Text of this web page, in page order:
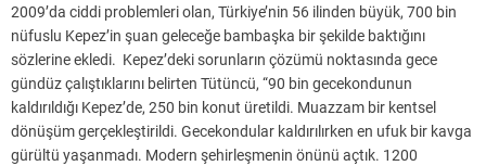
2009’da ciddi problemleri olan, Türkiye’nin 56 ilinden büyük, 700 bin
nüfuslu Kepez’in şuan geleceğe bambaşka bir şekilde baktığını
sözlerine ekledi. Kepez’deki sorunların çözümü noktasında gece
gündüz çalıştıklarını belirten Tütüncü, “90 bin gecekondunun
kaldırıldığı Kepez’de, 250 bin konut üretildi. Muazzam bir kentsel
dönüşüm gerçekleştirildi. Gecekondular kaldırılırken en ufuk bir kavga
gürültü yaşanmadı. Modern şehirleşmenin önünü açtık. 1200